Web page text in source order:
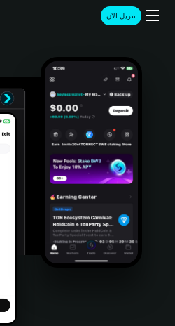
تنزيل الآن